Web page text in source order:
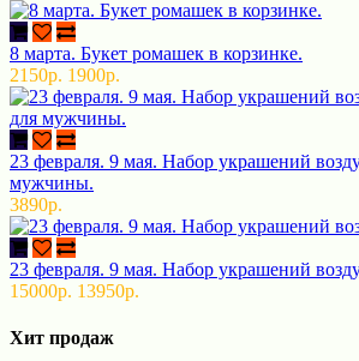
8 марта. Букет ромашек в корзинке.
2150р. 1900р.
23 февраля. 9 мая. Набор украшений
мужчины.
3890р.
23 февраля. 9 мая. Набор украшений
15000р. 13950р.
Хит продаж